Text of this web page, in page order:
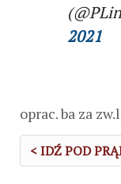
2021
oprac. ba za
< IDŹ POD